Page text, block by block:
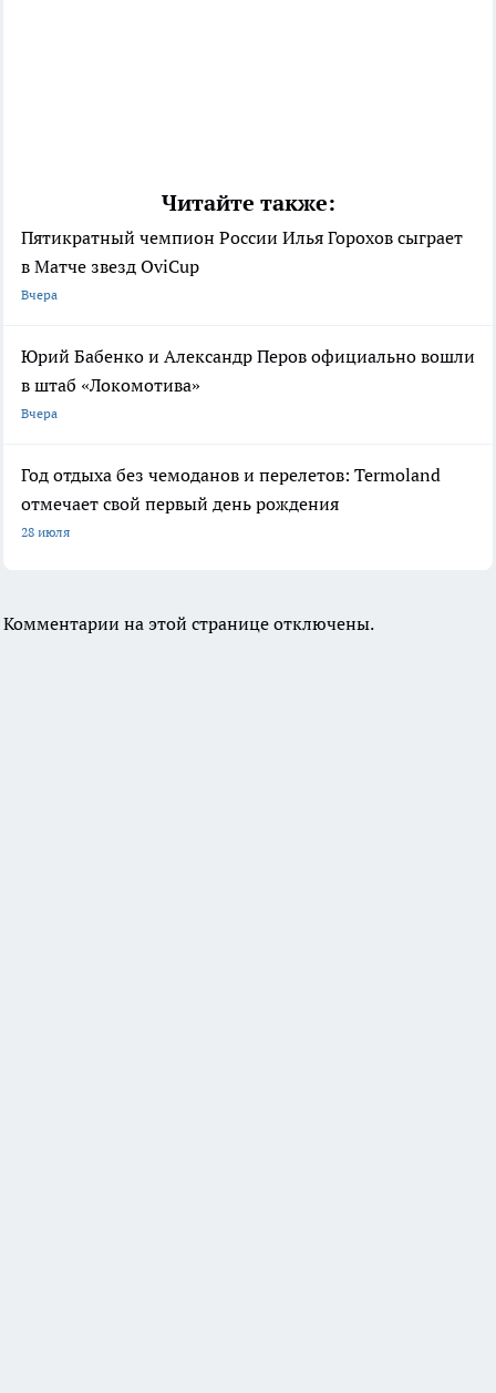
Читайте также:
Пятикратный чемпион России Илья Горохов сыграет
в Матче звезд OviCup
Вчера
Юрий Бабенко и Александр Перов официально вошли
в штаб «Локомотива»
Вчера
Год отдыха без чемоданов и перелетов: Termoland
отмечает свой первый день рождения
28 июля
Комментарии на этой странице отключены.